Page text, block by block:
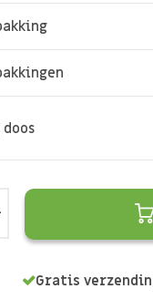
doos
Gratis